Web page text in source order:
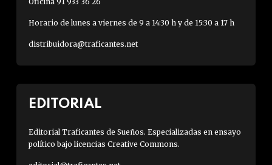
Horario de lunes a viernes de 9 a 14:30 h y de 15:30 a 17 h
distribuidora@traficantes.net
EDITORIAL
Editorial Traficantes de Sueños. Especializadas en ensayo
político bajo licencias Creative Commons.